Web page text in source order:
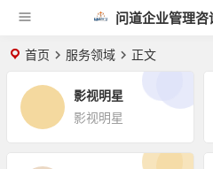
问道企业管理咨
首页 服务领域 正文
影视明星
影视明星